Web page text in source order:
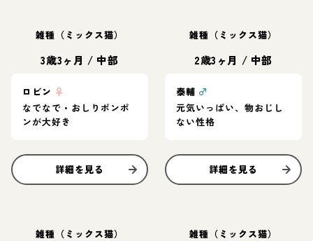
雑種（ミックス猫）
3歳3ヶ月 / 中部
ロビン ♀
なでなで・おしりポンポ
ンが大好き
詳細を見る
雑種（ミックス猫）
2歳3ヶ月 / 中部
泰輔 ♂
元気いっぱい、物おじし
ない性格
詳細を見る
雑種（ミックス猫） 雑種（ミックス猫）